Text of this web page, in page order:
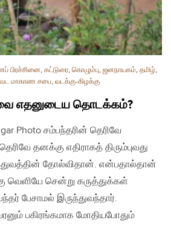
பிரச்சினை, கட்டுரை, கொழும்பு, ஜனநாயகம், தமிழ்,
வட மாகாண சபை, வடக்கு-கிழக்கு
எதனுடைய தொடக்கம்?
Photo சம்பந்தரின் தெரிவே
தனக்கு எதிராகத் திரும்புவது
தோல்விதான். என்பதால்தான்
வெளியே சென்று கருத்துக்கள்
பேசாமல் இருந்துவந்தார்.
பகிரங்கமாக மோதியபோதும்